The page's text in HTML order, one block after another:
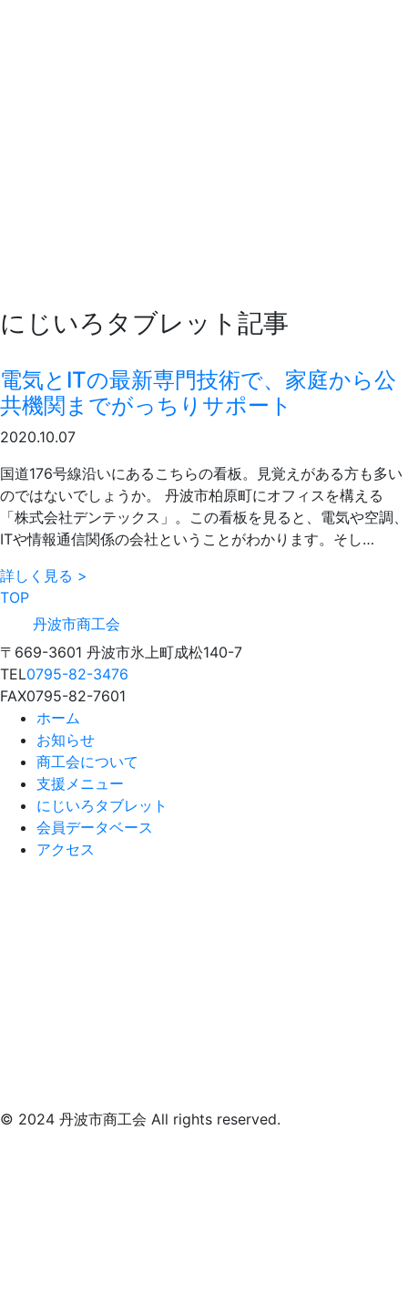
にじいろタブレット記事
電気とITの最新専門技術で、家庭から公
共機関までがっちりサポート
2020.10.07
国道176号線沿いにあるこちらの看板。見覚えがある方も多い
のではないでしょうか。 丹波市柏原町にオフィスを構える
「株式会社デンテックス」。この看板を見ると、電気や空調、
ITや情報通信関係の会社ということがわかります。そし…
詳しく見る >
TOP
丹波市商工会
〒669-3601 丹波市氷上町成松140-7
TEL0795-82-3476
FAX0795-82-7601
ホーム
お知らせ
商工会について
支援メニュー
にじいろタブレット
会員データベース
アクセス
© 2024 丹波市商工会 All rights reserved.